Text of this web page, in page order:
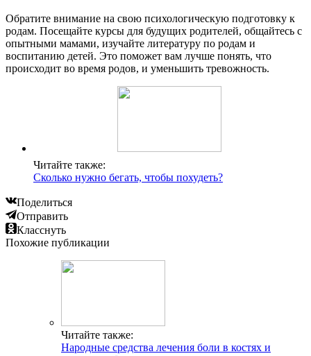
Обратите внимание на свою психологическую подготовку к
родам. Посещайте курсы для будущих родителей, общайтесь с
опытными мамами, изучайте литературу по родам и
воспитанию детей. Это поможет вам лучше понять, что
происходит во время родов, и уменьшить тревожность.
Читайте также:
Сколько нужно бегать, чтобы похудеть?
Поделиться
Отправить
Класснуть
Похожие публикации
Читайте также:
Народные средства лечения боли в костях и